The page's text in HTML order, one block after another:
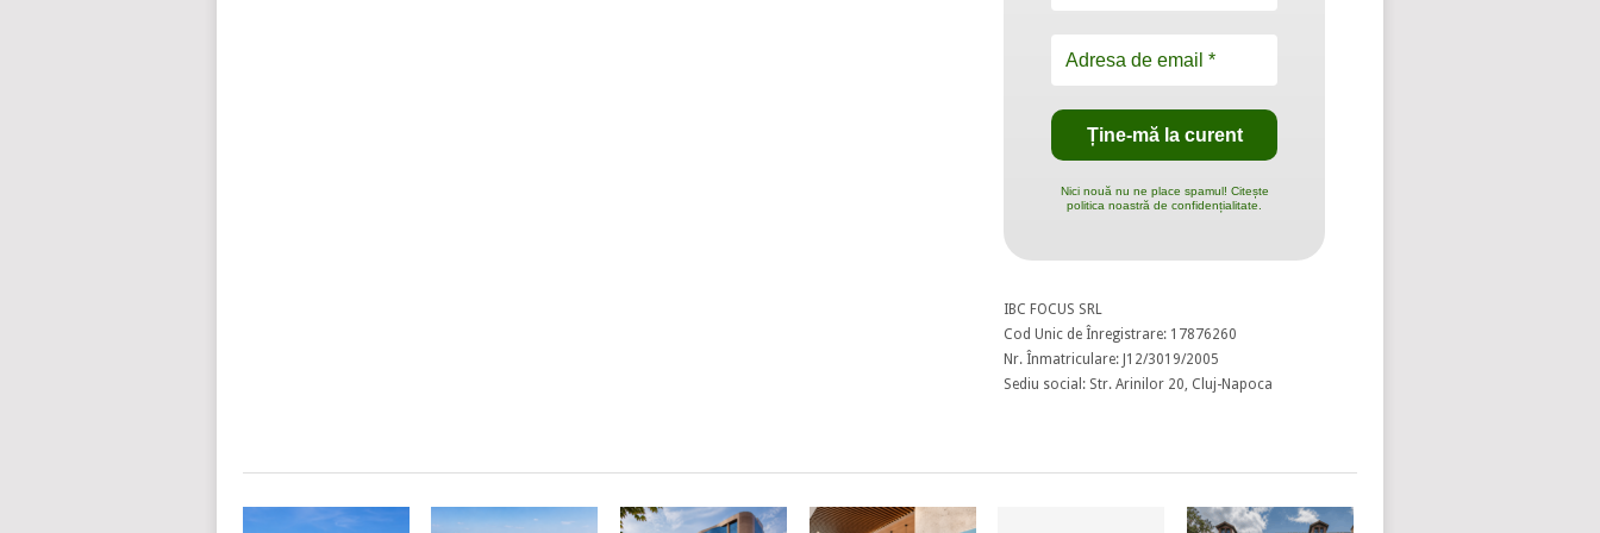
Nici nouă nu ne place spamul! Citește
politica noastră de confidențialitate.
IBC FOCUS SRL
Cod Unic de Înregistrare: 17876260
Nr. Înmatriculare: J12/3019/2005
Sediu social: Str. Arinilor 20, Cluj-Napoca